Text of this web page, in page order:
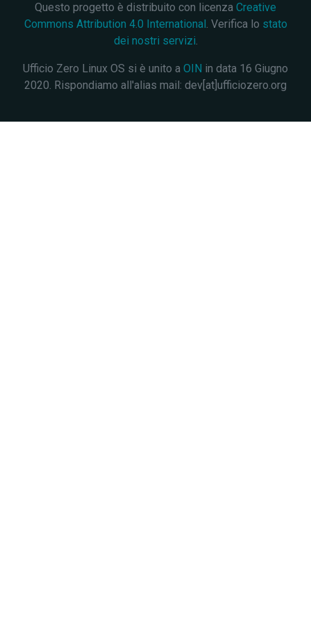
Questo progetto è distribuito con licenza Creative
Commons Attribution 4.0 International. Verifica lo stato
dei nostri servizi.
Ufficio Zero Linux OS si è unito a OIN in data 16 Giugno
2020. Rispondiamo all'alias mail: dev[at]ufficiozero.org